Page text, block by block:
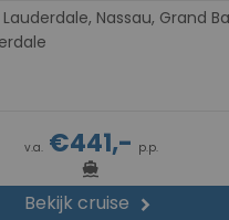
v.a.€441,- p.p.
directions_boat
Bekijk cruise chevron_right